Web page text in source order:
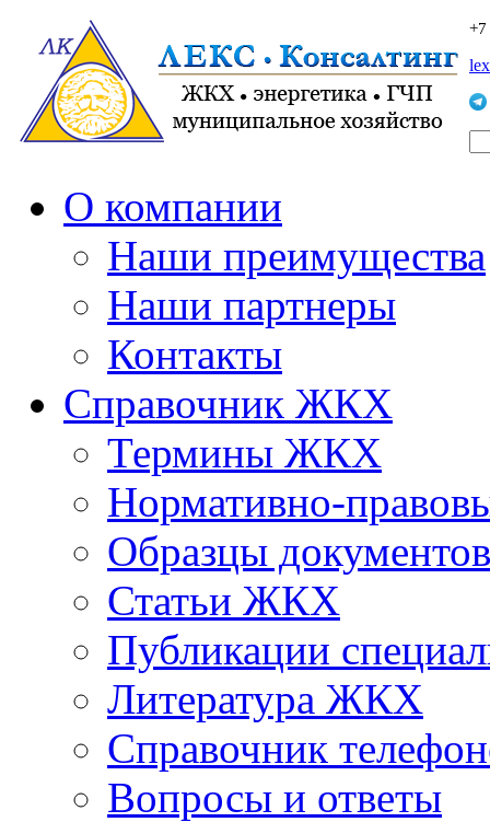
О компании
Наши преимущества
Наши партнеры
Контакты
Справочник ЖКХ
Термины ЖКХ
Нормативно-
Образцы документов
Статьи ЖКХ
Публикации
Литература ЖКХ
Справочник
Вопросы и ответы